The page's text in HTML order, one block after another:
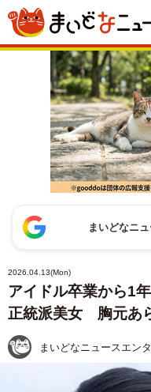
まいどなニ
2026.04.13(Mon)
アイドル卒業から1
正統派美女 胸元あ
まいどなニュースエン